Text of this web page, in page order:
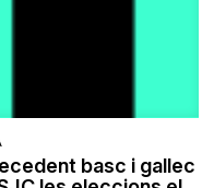
basc i gallec